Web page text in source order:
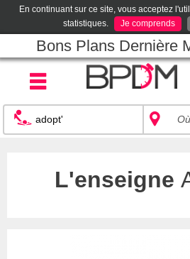
En continuant sur ce site, vous acceptez
statistiques.
Je comprends
Bons Plans Dernière
L'enseigne